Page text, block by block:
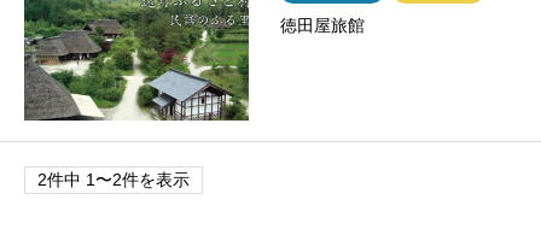
徳田屋旅館
2件中 1〜2件を表示